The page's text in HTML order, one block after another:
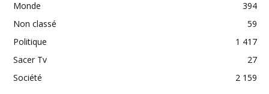
Monde
394
Non classé
59
Politique
1 417
Sacer Tv
27
Société
2 159